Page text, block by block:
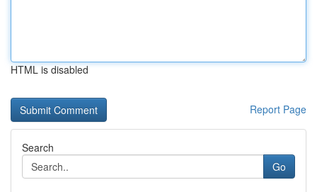
HTML is disabled
Report Page
Search
Go